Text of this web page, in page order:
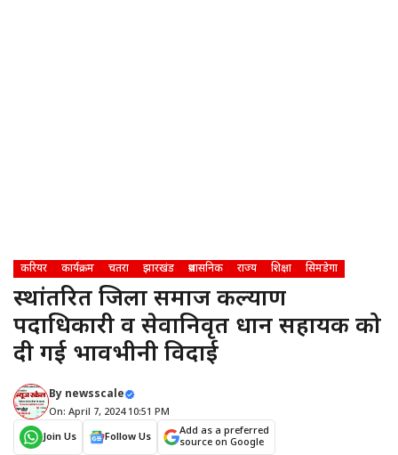
करियर कार्यक्रम चतरा झारखंड प्रशासनिक राज्य शिक्षा सिमडेगा
स्थांतरित जिला समाज कल्याण
पदाधिकारी व सेवानिवृत प्रधान सहायक को
दी गई भावभीनी विदाई
By newsscale
On: April 7, 2024 10:51 PM
Join Us
Follow Us
Add as a preferred
source on Google